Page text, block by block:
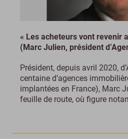
« Les acheteurs vont revenir
(Marc Julien, président
Président, depuis avril 2020,
centaine d’agences
implantées en France), Marc
feuille de route, où figure